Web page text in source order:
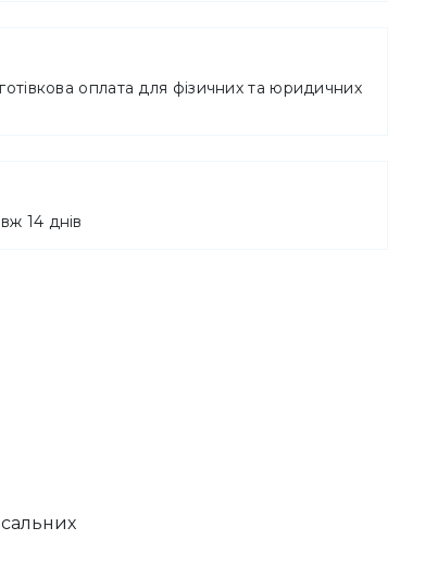
оплата для фізичних та юридичних
14 днів